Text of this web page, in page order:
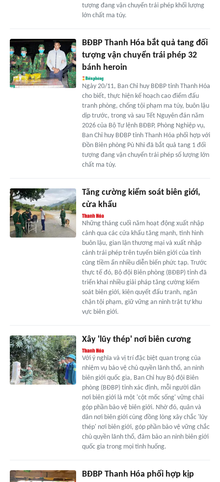
tượng đang vận chuyển trái phép khối lượng
lớn chất ma túy.
BĐBP Thanh Hóa bắt quả tang đối
tượng vận chuyển trái phép 32
bánh heroin
Ngày 20/11, Ban Chỉ huy BĐBP tỉnh Thanh Hóa
cho biết, thực hiện kế hoạch cao điểm đấu
tranh phòng, chống tội phạm ma túy, buôn lậu
dịp trước, trong và sau Tết Nguyên đán năm
2026 của Bộ Tư lệnh BĐBP, Phòng Nghiệp vụ,
Ban Chỉ huy BĐBP tỉnh Thanh Hóa phối hợp với
Đồn Biên phòng Pù Nhi đã bắt quả tang 1 đối
tượng đang vận chuyển trái phép số lượng lớn
chất ma túy.
Tăng cường kiểm soát biên giới,
cửa khẩu
Những tháng cuối năm hoạt động xuất nhập
cảnh qua các cửa khẩu tăng mạnh, tình hình
buôn lậu, gian lận thương mại và xuất nhập
cảnh trái phép trên tuyến biên giới của tỉnh
cũng tiềm ẩn nhiều diễn biến phức tạp. Trước
thực tế đó, Bộ đội Biên phòng (BĐBP) tỉnh đã
triển khai nhiều giải pháp tăng cường kiểm
soát biên giới, kiên quyết đấu tranh, ngăn
chặn tội phạm, giữ vững an ninh trật tự khu
vực biên giới.
Xây 'lũy thép' nơi biên cương
Với ý nghĩa và vị trí đặc biệt quan trọng của
nhiệm vụ bảo vệ chủ quyền lãnh thổ, an ninh
biên giới quốc gia, Ban Chỉ huy Bộ đội Biên
phòng (BĐBP) tỉnh xác định, mỗi người dân
nơi biên giới là một 'cột mốc sống' vững chãi
góp phần bảo vệ biên giới. Nhờ đó, quân và
dân nơi biên giới cùng đồng lòng xây chắc 'lũy
thép' nơi biên giới, góp phần bảo vệ vững chắc
chủ quyền lãnh thổ, đảm bảo an ninh biên giới
quốc gia trong mọi tình huống.
BĐBP Thanh Hóa phối hợp kịp